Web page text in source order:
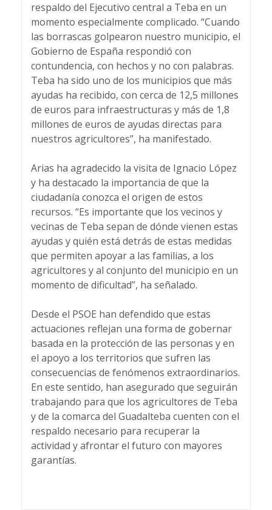
respaldo del Ejecutivo central a Teba en un
momento especialmente complicado. “Cuando
las borrascas golpearon nuestro municipio, el
Gobierno de España respondió con
contundencia, con hechos y no con palabras.
Teba ha sido uno de los municipios que más
ayudas ha recibido, con cerca de 12,5 millones
de euros para infraestructuras y más de 1,8
millones de euros de ayudas directas para
nuestros agricultores”, ha manifestado.
Arias ha agradecido la visita de Ignacio López
y ha destacado la importancia de que la
ciudadanía conozca el origen de estos
recursos. “Es importante que los vecinos y
vecinas de Teba sepan de dónde vienen estas
ayudas y quién está detrás de estas medidas
que permiten apoyar a las familias, a los
agricultores y al conjunto del municipio en un
momento de dificultad”, ha señalado.
Desde el PSOE han defendido que estas
actuaciones reflejan una forma de gobernar
basada en la protección de las personas y en
el apoyo a los territorios que sufren las
consecuencias de fenómenos extraordinarios.
En este sentido, han asegurado que seguirán
trabajando para que los agricultores de Teba
y de la comarca del Guadalteba cuenten con el
respaldo necesario para recuperar la
actividad y afrontar el futuro con mayores
garantías.